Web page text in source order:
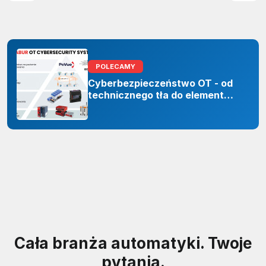
POLECAMY
Cyberbezpieczeństwo OT - od
technicznego tła do elementu
Cała branża automatyki. Twoje
pytania.